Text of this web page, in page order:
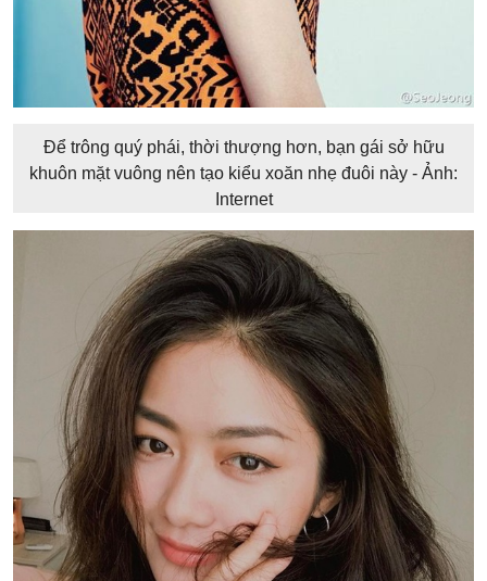
Để trông quý phái, thời thượng hơn, bạn gái sở hữu
khuôn mặt vuông nên tạo kiểu xoăn nhẹ đuôi này - Ảnh:
Internet